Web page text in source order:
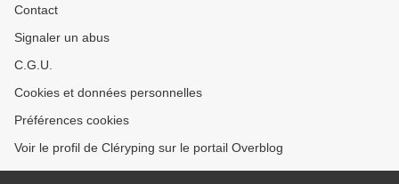
Contact
Signaler un abus
C.G.U.
Cookies et données personnelles
Préférences cookies
Voir le profil de Cléryping sur le portail Overblog